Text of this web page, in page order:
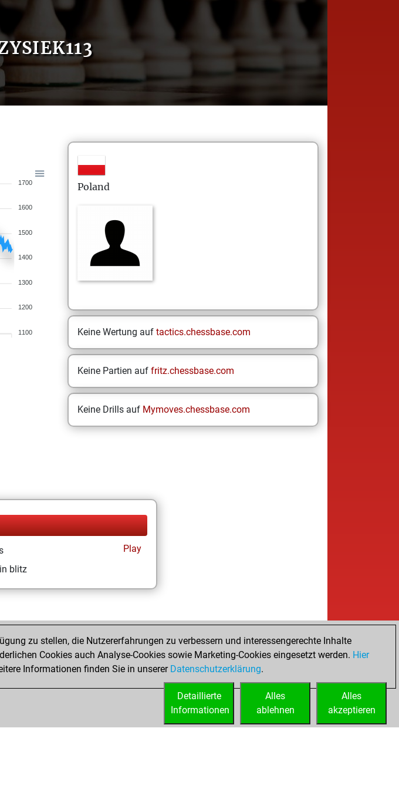
1700
1600
1500
1400
1300
1200
1100
Poland
Keine Wertung auf tactics.chessbase.com
Keine Partien auf fritz.chessbase.com
Keine Drills auf Mymoves.chessbase.com
Play
blitz
zu stellen, die Nutzererfahrungen zu verbessern und interessengerechte Inhalte
Cookies auch Analyse-Cookies sowie Marketing-Cookies eingesetzt werden. Hier
Informationen finden Sie in unserer Datenschutzerklärung.
Alles
akzeptieren
Alles
ablehnen
Detaillierte
Informationen